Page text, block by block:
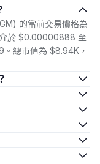
的當前交易價格為
於 $0.00000888 至
總市值為 $8.94K，